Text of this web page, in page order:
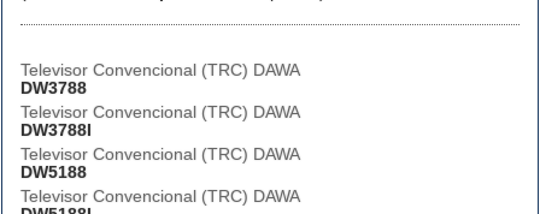
Televisor Convencional (TRC) DAWA
DW3788
Televisor Convencional (TRC) DAWA
DW3788I
Televisor Convencional (TRC) DAWA
DW5188
Televisor Convencional (TRC) DAWA